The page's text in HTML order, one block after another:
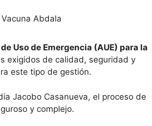
Abdala
Uso de Emergencia (AUE) para la
exigidos de calidad, seguridad y
este tipo de gestión.
Jacobo Casanueva, el proceso de
y complejo.